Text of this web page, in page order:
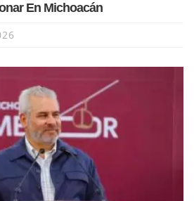
En Michoacán